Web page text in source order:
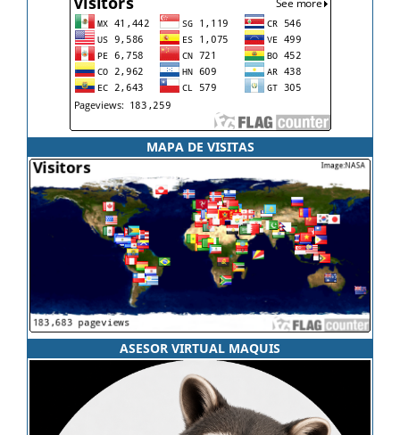
MAPA DE VISITAS
ASESOR VIRTUAL MAQUIS